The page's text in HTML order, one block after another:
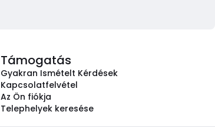
Támogatás
Gyakran Ismételt Kérdések
Kapcsolatfelvétel
Az Ön fiókja
Telephelyek keresése